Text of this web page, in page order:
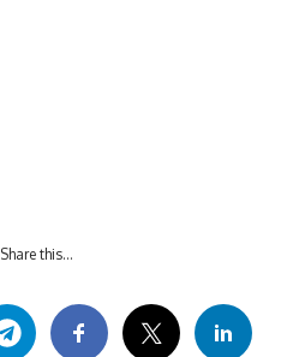
Share this…